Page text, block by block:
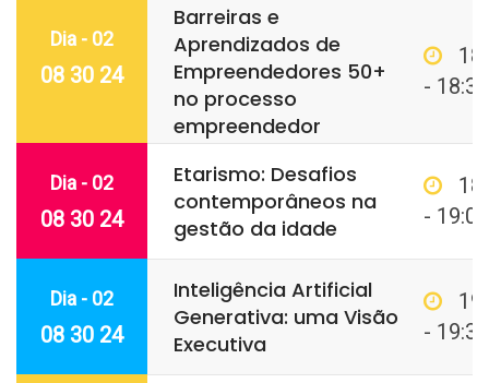
Dia - 02
08 30 24
Barreiras e
Aprendizados de
Empreendedores 50+
no processo
empreendedor
- 18:30
Dia - 02
08 30 24
Etarismo: Desafios
contemporâneos na
gestão da idade
- 19:00
Dia - 02
08 30 24
Inteligência Artificial
Generativa: uma Visão
Executiva
- 19:30